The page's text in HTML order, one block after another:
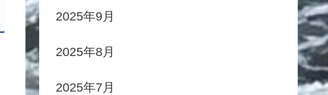
2025年9月
2025年8月
2025年7月